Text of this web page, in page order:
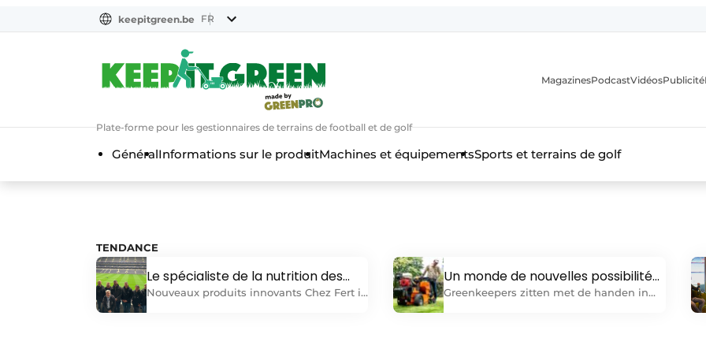
keepitgreen.be FR
Plate-forme pour les gestionnaires de terrains de football et de golf
MagazinesPodcastVidéosPublicité
GénéralInformations sur le produitMachines et équipementsSports et terrains de golf
TENDANCE
Le spécialiste de la nutrition des
sols continue à servir le marché
Nouveaux produits innovants Chez Fert in
Un monde de nouvelles possibilités
pour la gestion des pelouses
Greenkeepers zitten met de handen in